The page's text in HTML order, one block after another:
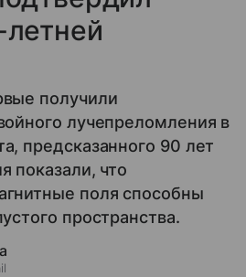
получили
лучепреломления в
предсказанного 90 лет
показали, что
поля способны
пространства.